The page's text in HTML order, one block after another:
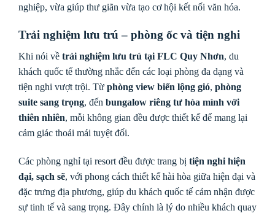
nghiệp, vừa giúp thư giãn vừa tạo cơ hội kết nối văn hóa.
Trải nghiệm lưu trú – phòng ốc và tiện nghi
Khi nói về trải nghiệm lưu trú tại FLC Quy Nhơn, du
khách quốc tế thường nhắc đến các loại phòng đa dạng và
tiện nghi vượt trội. Từ phòng view biển lộng gió, phòng
suite sang trọng, đến bungalow riêng tư hòa mình với
thiên nhiên, mỗi không gian đều được thiết kế để mang lại
cảm giác thoải mái tuyệt đối.
Các phòng nghỉ tại resort đều được trang bị tiện nghi hiện
đại, sạch sẽ, với phong cách thiết kế hài hòa giữa hiện đại và
đặc trưng địa phương, giúp du khách quốc tế cảm nhận được
sự tinh tế và sang trọng. Đây chính là lý do nhiều khách quay